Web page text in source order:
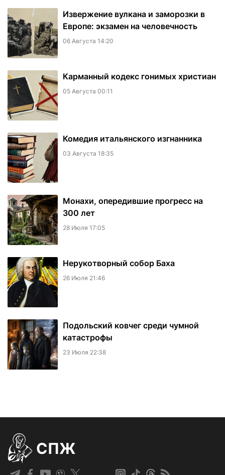
Извержение вулкана и заморозки в
Европе: экзамен на человечность
06 Августа 14:20
Карманный кодекс гонимых христиан
05 Августа 00:11
Комедия итальянского изгнанника
03 Августа 18:35
Монахи, опередившие прогресс на
300 лет
28 Июля 17:05
Нерукотворный собор Баха
26 Июля 21:46
Подольский ковчег среди чумной
катастрофы
23 Июля 22:38
СПЖ